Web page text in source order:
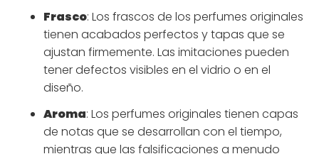
Frasco: Los frascos de los perfumes originales
tienen acabados perfectos y tapas que se
ajustan firmemente. Las imitaciones pueden
tener defectos visibles en el vidrio o en el
diseño.
Aroma: Los perfumes originales tienen capas
de notas que se desarrollan con el tiempo,
mientras que las falsificaciones a menudo